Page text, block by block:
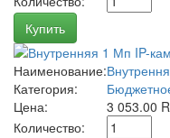
Купить
Наименование:
Категория:
Цена:
3 053.00
Количество: